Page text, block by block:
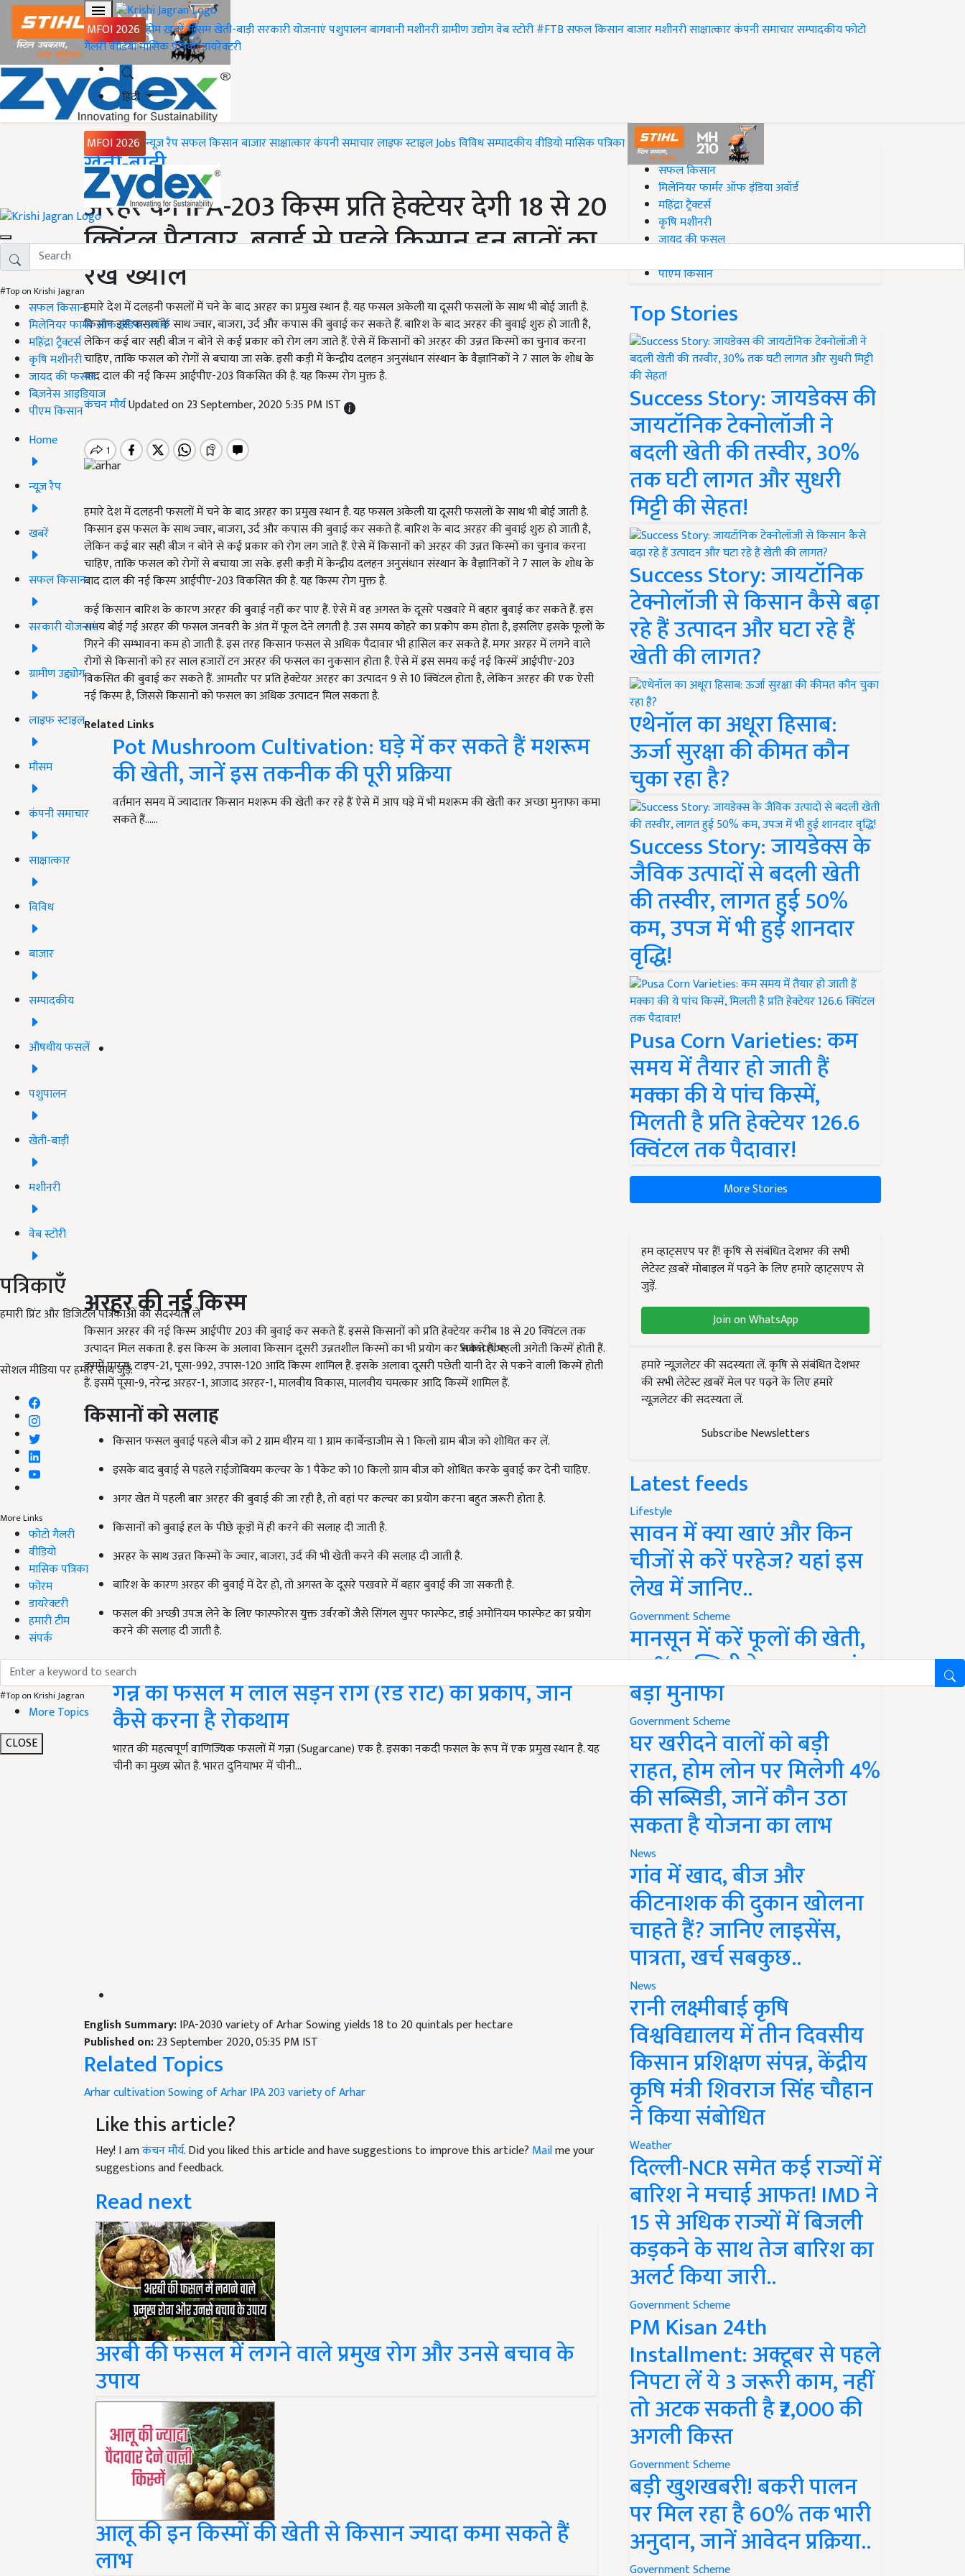
MFOI 2026 होमख़बरेंमौसमखेती-बाड़ीसरकारी योजनाएंपशुपालनबागवानीमशीनरीग्रामीण उद्योगवेब स्टोरी#FTBसफल किसानबाजारमशीनरीसाक्षात्कारकंपनी समाचारसम्पादकीयफोटो
गैलरीवीडियोमासिक पत्रिकाडायरेक्टरी
हिंदी
MFOI 2026 न्यूज़ रैपसफल किसानबाजारसाक्षात्कारकंपनी समाचारलाइफ स्टाइलJobsविविधसम्पादकीयवीडियोमासिक पत्रिका
#Top on Krishi Jagran
सफल किसान
मिलेनियर फार्मर ऑफ इंडिया अवॉर्ड
महिंद्रा ट्रैक्टर्स
कृषि मशीनरी
जायद की फसल
बिज़नेस आइडियाज
पीएम किसान
Home
न्यूज़ रैप
खबरें
सफल किसान
सरकारी योजनाएं
ग्रामीण उद्द्योग
लाइफ स्टाइल
मौसम
कंपनी समाचार
साक्षात्कार
विविध
बाजार
सम्पादकीय
औषधीय फसलें
पशुपालन
खेती-बाड़ी
मशीनरी
वेब स्टोरी
पत्रिकाएँ
हमारी प्रिंट और डिजिटल पत्रिकाओं की सदस्यता लें
Subscribe
सोशल मीडिया पर हमारे साथ जुड़ें:
More Links
फोटो गैलरी
वीडियो
मासिक पत्रिका
फोरम
डायरेक्टरी
हमारी टीम
संपर्क
#Top on Krishi Jagran
More Topics
CLOSE
Home
खेती-बाड़ी
अरहर की IPA-203 किस्म प्रति हेक्टेयर देगी 18 से 20
क्विंटल पैदावार, बुवाई से पहले किसान इन बातों का
रखें ख्याल
हमारे देश में दलहनी फसलों में चने के बाद अरहर का प्रमुख स्थान है. यह फसल अकेली या दूसरी फसलों के साथ भी बोई जाती है.
किसान इस फसल के साथ ज्वार, बाजरा, उर्द और कपास की बुवाई कर सकते हैं. बारिश के बाद अरहर की बुवाई शुरु हो जाती है,
लेकिन कई बार सही बीज न बोने से कई प्रकार को रोग लग जाते हैं. ऐसे में किसानों को अरहर की उन्नत किस्मों का चुनाव करना
चाहिए, ताकि फसल को रोगों से बचाया जा सके. इसी कड़ी में केन्द्रीय दलहन अनुसंधान संस्थान के वैज्ञानिकों ने 7 साल के शोध के
बाद दाल की नई किस्म आईपीए-203 विकसित की है. यह किस्म रोग मुक्त है.
कंचन मौर्यUpdated on 23 September, 2020 5:35 PM IST
हमारे देश में दलहनी फसलों में चने के बाद अरहर का प्रमुख स्थान है. यह फसल अकेली या दूसरी फसलों के साथ भी बोई जाती है.
किसान इस फसल के साथ ज्वार, बाजरा, उर्द और कपास की बुवाई कर सकते हैं. बारिश के बाद अरहर की बुवाई शुरु हो जाती है,
लेकिन कई बार सही बीज न बोने से कई प्रकार को रोग लग जाते हैं. ऐसे में किसानों को अरहर की उन्नत किस्मों का चुनाव करना
चाहिए, ताकि फसल को रोगों से बचाया जा सके. इसी कड़ी में केन्द्रीय दलहन अनुसंधान संस्थान के वैज्ञानिकों ने 7 साल के शोध के
बाद दाल की नई किस्म आईपीए-203 विकसित की है. यह किस्म रोग मुक्त है.
कई किसान बारिश के कारण अरहर की बुवाई नहीं कर पाए हैं. ऐसे में वह अगस्त के दूसरे पखवारे में बहार बुवाई कर सकते हैं. इस
समय बोई गई अरहर की फसल जनवरी के अंत में फूल देने लगती है. उस समय कोहरे का प्रकोप कम होता है, इसलिए इसके फूलों के
गिरने की सम्भावना कम हो जाती है. इस तरह किसान फसल से अधिक पैदावार भी हासिल कर सकते हैं. मगर अरहर में लगने वाले
रोगों से किसानों को हर साल हजारों टन अरहर की फसल का नुकसान होता है. ऐसे में इस समय कई नई किस्में आईपीए-203
विकसित की बुवाई कर सकते हैं. आमतौर पर प्रति हेक्टेयर अरहर का उत्पादन 9 से 10 क्विंटल होता है, लेकिन अरहर की एक ऐसी
नई किस्म है, जिससे किसानों को फसल का अधिक उत्पादन मिल सकता है.
Related Links
Pot Mushroom Cultivation: घड़े में कर सकते हैं मशरूम
की खेती, जानें इस तकनीक की पूरी प्रक्रिया
वर्तमान समय में ज्यादातर किसान मशरूम की खेती कर रहे हैं ऐसे में आप घड़े में भी मशरूम की खेती कर अच्छा मुनाफा कमा
सकते हैं...…
अरहर की नई किस्म
किसान अरहर की नई किस्म आईपीए 203 की बुवाई कर सकते हैं. इससे किसानों को प्रति हेक्टेयर करीब 18 से 20 क्विंटल तक
उत्पादन मिल सकता है. इस किस्म के अलावा किसान दूसरी उन्नतशील किस्मों का भी प्रयोग कर सकते हैं. पहली अगेती किस्में होती हैं.
इसमें पारस, टाइप-21, पूसा-992, उपास-120 आदि किस्म शामिल हैं. इसके अलावा दूसरी पछेती यानी देर से पकने वाली किस्में होती
हैं. इसमें पूसा-9, नरेन्द्र अरहर-1, आजाद अरहर-1, मालवीय विकास, मालवीय चमत्कार आदि किस्में शामिल हैं.
किसानों को सलाह
किसान फसल बुवाई पहले बीज को 2 ग्राम थीरम या 1 ग्राम कार्बेन्डाजीम से 1 किलो ग्राम बीज को शोधित कर लें.
इसके बाद बुवाई से पहले राईजोबियम कल्चर के 1 पैकेट को 10 किलो ग्राम बीज को शोधित करके बुवाई कर देनी चाहिए.
अगर खेत में पहली बार अरहर की बुवाई की जा रही है, तो वहां पर कल्चर का प्रयोग करना बहुत जरूरी होता है.
किसानों को बुवाई हल के पीछे कूड़ों में ही करने की सलाह दी जाती है.
अरहर के साथ उन्नत किस्मों के ज्वार, बाजरा, उर्द की भी खेती करने की सलाह दी जाती है.
बारिश के कारण अरहर की बुवाई में देर हो, तो अगस्त के दूसरे पखवारे में बहार बुवाई की जा सकती है.
फसल की अच्छी उपज लेने के लिए फास्फोरस युक्त उर्वरकों जैसे सिंगल सुपर फास्फेट, डाई अमोनियम फास्फेट का प्रयोग
करने की सलाह दी जाती है.
Related Links
गन्ने की फसल में लाल सड़न रोग (रेड रॉट) का प्रकोप, जानें
कैसे करना है रोकथाम
भारत की महत्वपूर्ण वाणिज्यिक फसलों में गन्ना (Sugarcane) एक है. इसका नकदी फसल के रूप में एक प्रमुख स्थान है. यह
चीनी का मुख्य स्रोत है. भारत दुनियाभर में चीनी…
English Summary:IPA-2030 variety of Arhar Sowing yields 18 to 20 quintals per hectare
Published on:23 September 2020, 05:35 PM IST
Related Topics
Arhar cultivationSowing of ArharIPA 203 variety of Arhar
Like this article?
Hey! I amकंचन मौर्य. Did you liked this article and have suggestions to improve this article? Mailme your
suggestions and feedback.
Read next
अरबी की फसल में लगने वाले प्रमुख रोग और उनसे बचाव के
उपाय
आलू की इन किस्मों की खेती से किसान ज्यादा कमा सकते हैं
लाभ
#Top on Krishi Jagran
सफल किसान
मिलेनियर फार्मर ऑफ इंडिया अवॉर्ड
महिंद्रा ट्रैक्टर्स
कृषि मशीनरी
जायद की फसल
पीएम किसान
Top Stories
Success Story: जायडेक्स की
जायटॉनिक टेक्नोलॉजी ने
बदली खेती की तस्वीर, 30%
तक घटी लागत और सुधरी
मिट्टी की सेहत!
Success Story: जायटॉनिक
टेक्नोलॉजी से किसान कैसे बढ़ा
रहे हैं उत्पादन और घटा रहे हैं
खेती की लागत?
एथेनॉल का अधूरा हिसाब:
ऊर्जा सुरक्षा की कीमत कौन
चुका रहा है?
Success Story: जायडेक्स के
जैविक उत्पादों से बदली खेती
की तस्वीर, लागत हुई 50%
कम, उपज में भी हुई शानदार
वृद्धि!
Pusa Corn Varieties: कम
समय में तैयार हो जाती हैं
मक्का की ये पांच किस्में,
मिलती है प्रति हेक्टेयर 126.6
क्विंटल तक पैदावार!
More Stories
हम व्हाट्सएप पर हैं! कृषि से संबंधित देशभर की सभी
लेटेस्ट ख़बरें मोबाइल में पढ़ने के लिए हमारे व्हाट्सएप से
जुड़ें.
Join on WhatsApp
हमारे न्यूज़लेटर की सदस्यता लें. कृषि से संबंधित देशभर
की सभी लेटेस्ट ख़बरें मेल पर पढ़ने के लिए हमारे
न्यूज़लेटर की सदस्यता लें.
Subscribe Newsletters
Latest feeds
Lifestyle
सावन में क्या खाएं और किन
चीजों से करें परहेज? यहां इस
लेख में जानिए..
Government Scheme
मानसून में करें फूलों की खेती,
50% सब्सिडी के साथ कमाएं
बड़ा मुनाफा
Government Scheme
घर खरीदने वालों को बड़ी
राहत, होम लोन पर मिलेगी 4%
की सब्सिडी, जानें कौन उठा
सकता है योजना का लाभ
News
गांव में खाद, बीज और
कीटनाशक की दुकान खोलना
चाहते हैं? जानिए लाइसेंस,
पात्रता, खर्च सबकुछ..
News
रानी लक्ष्मीबाई कृषि
विश्वविद्यालय में तीन दिवसीय
किसान प्रशिक्षण संपन्न, केंद्रीय
कृषि मंत्री शिवराज सिंह चौहान
ने किया संबोधित
Weather
दिल्ली-NCR समेत कई राज्यों में
बारिश ने मचाई आफत! IMD ने
15 से अधिक राज्यों में बिजली
कड़कने के साथ तेज बारिश का
अलर्ट किया जारी..
Government Scheme
PM Kisan 24th
Installment: अक्टूबर से पहले
निपटा लें ये 3 जरूरी काम, नहीं
तो अटक सकती है ₹2,000 की
अगली किस्त
Government Scheme
बड़ी खुशखबरी! बकरी पालन
पर मिल रहा है 60% तक भारी
अनुदान, जानें आवेदन प्रक्रिया..
Government Scheme